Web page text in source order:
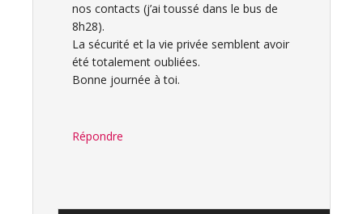
nos contacts (j’ai toussé dans le bus de
8h28).
La sécurité et la vie privée semblent avoir
été totalement oubliées.
Bonne journée à toi.
Répondre